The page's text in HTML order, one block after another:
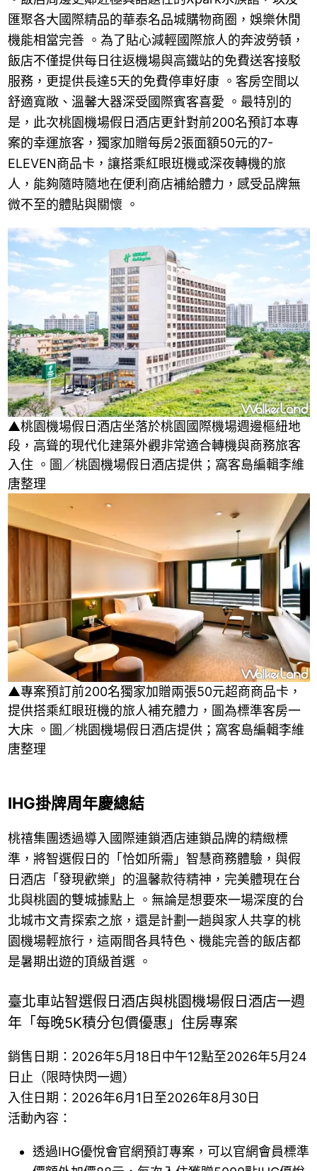
匯聚各大國際精品的華泰名品城購物商圈，娛樂休閒
機能相當完善 。為了貼心減輕國際旅人的奔波勞頓，
飯店不僅提供每日往返機場與高鐵站的免費送客接駁
服務，更提供長達5天的免費停車好康 。客房空間以
舒適寬敞、溫馨大器深受國際賓客喜愛 。最特別的
是，此次桃園機場假日酒店更針對前200名預訂本專
案的幸運旅客，獨家加贈每房2張面額50元的7-
ELEVEN商品卡，讓搭乘紅眼班機或深夜轉機的旅
人，能夠隨時隨地在便利商店補給體力，感受品牌無
微不至的體貼與關懷 。
▲桃園機場假日酒店坐落於桃園國際機場週邊樞紐地
段，高聳的現代化建築外觀非常適合轉機與商務旅客
入住 。圖／桃園機場假日酒店提供；窩客島編輯李維
唐整理
▲專案預訂前200名獨家加贈兩張50元超商商品卡，
提供搭乘紅眼班機的旅人補充體力，圖為標準客房一
大床 。圖／桃園機場假日酒店提供；窩客島編輯李維
唐整理
IHG掛牌周年慶總結
桃禧集團透過導入國際連鎖酒店連鎖品牌的精緻標
準，將智選假日的「恰如所需」智慧商務體驗，與假
日酒店「發現歡樂」的溫馨款待精神，完美體現在台
北與桃園的雙城據點上 。無論是想要來一場深度的台
北城市文青探索之旅，還是計劃一趟與家人共享的桃
園機場輕旅行，這兩間各具特色、機能完善的飯店都
是暑期出遊的頂級首選 。
臺北車站智選假日酒店與桃園機場假日酒店一週
年「每晚5K積分包價優惠」住房專案
銷售日期：2026年5月18日中午12點至2026年5月24
日止（限時快閃一週）
入住日期：2026年6月1日至2026年8月30日
活動內容：
透過IHG優悅會官網預訂專案，可以官網會員標準